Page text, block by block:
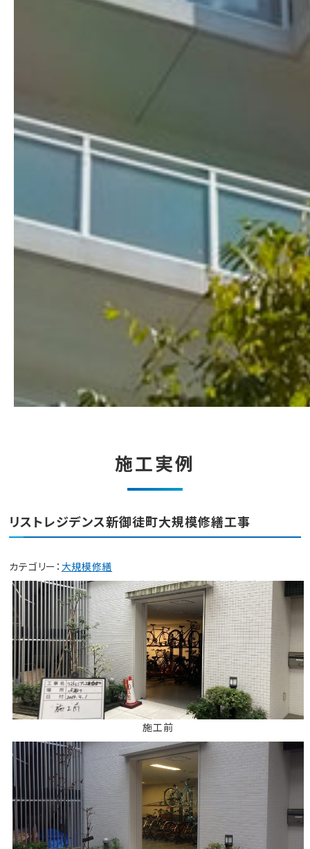
施工実例
リストレジデンス新御徒町大規模修繕工事
カテゴリー： 大規模修繕
施工前